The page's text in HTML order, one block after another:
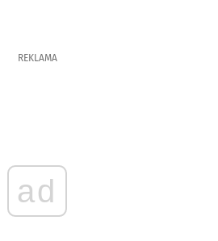
REKLAMA
ad